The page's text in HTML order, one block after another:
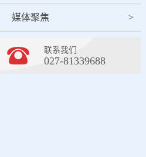
媒体聚焦 >
联系我们
027-81339688